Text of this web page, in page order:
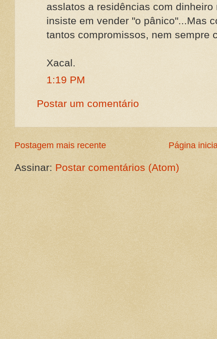
asslatos a residências com
insiste em vender "o pânico"...Mas
tantos compromissos, nem sempre
Xacal.
1:19 PM
Postar um comentário
Postagem mais recente Página
Assinar: Postar comentários (Atom)